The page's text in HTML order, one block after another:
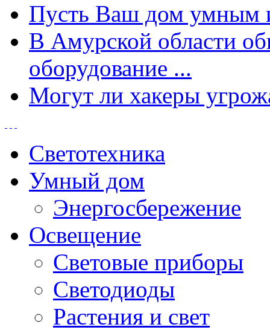
Пусть Ваш дом умным
В Амурской области
оборудование ...
Могут ли хакеры
Светотехника
Умный дом
Энергосбережение
Освещение
Световые приборы
Светодиоды
Растения и свет